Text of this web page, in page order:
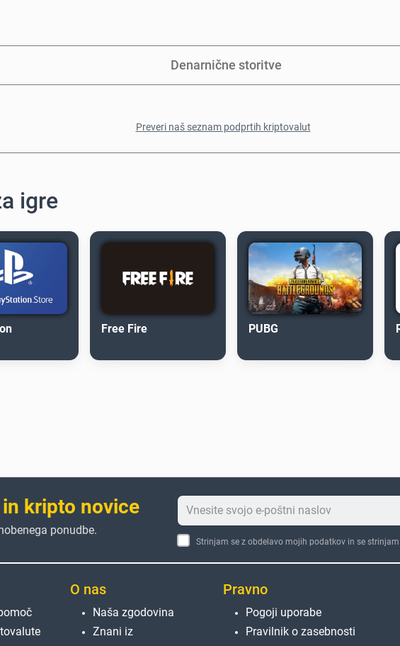
Denarnične storitve
Preveri naš seznam podprtih kriptovalut
igre
Free Fire PUBG
kripto novice
ponudbe.
Strinjam se z obdelavo mojih podatkov in se
O nas
Naša zgodovina
Znani iz
Pravno
Pogoji uporabe
Pravilnik o zasebnosti